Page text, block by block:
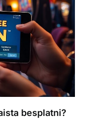
besplatni?